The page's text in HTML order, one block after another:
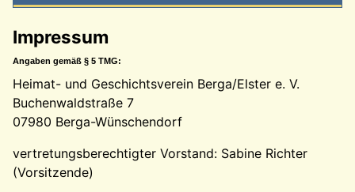
Impressum
Angaben gemäß § 5 TMG:
Heimat- und Geschichtsverein Berga/Elster e. V.
Buchenwaldstraße 7
07980 Berga-Wünschendorf
vertretungsberechtigter Vorstand: Sabine Richter
(Vorsitzende)